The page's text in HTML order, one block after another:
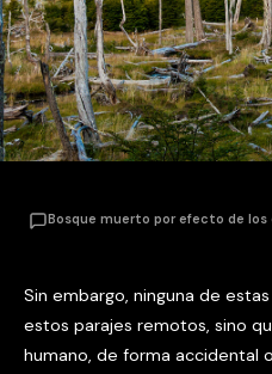
Bosque muerto por efecto de
Sin embargo, ninguna de
estos parajes remotos, sino
humano, de forma accidental